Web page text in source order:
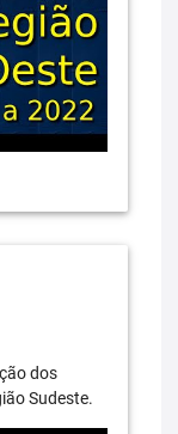
dos
Sudeste.